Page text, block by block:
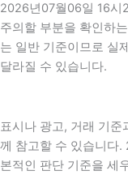
2026년07월06일 16시
주의할 부분을 확인하
는 일반 기준이므로 실
달라질 수 있습니다.
표시나 광고, 거래 기준
께 참고할 수 있습니다
본적인 판단 기준을 세